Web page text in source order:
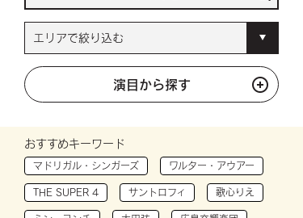
演目から探す
おすすめキーワード
マドリガル・シンガーズ ワルター・アウアー
THE SUPER 4 サントロフィ 歌心りえ